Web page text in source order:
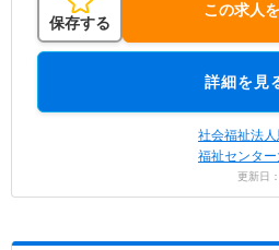
保存する
この求人
詳細を見
社会福祉法
福祉センタ
更新日